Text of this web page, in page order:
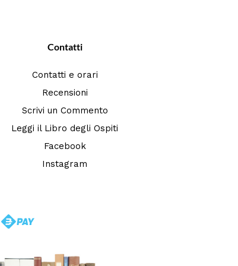
Contatti
Contatti e orari
Recensioni
Scrivi un Commento
Leggi il Libro degli Ospiti
Facebook
Instagram